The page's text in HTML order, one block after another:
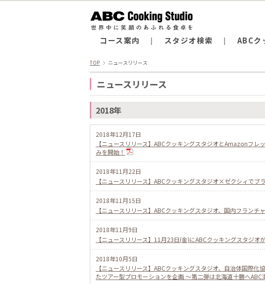
コース案内 スタジオ検索 ABCク
TOP ニュースリリース
ニュースリリース
2018年
2018年12月17日
【ニュースリリース】ABCクッキングスタジオとAmazonフ
みを開始！
2018年11月22日
【ニュースリリース】ABCクッキングスタジオ×ゼクシィでブ
2018年11月15日
【ニュースリリース】ABCクッキングスタジオ、国内フランチ
2018年11月9日
【ニュースリリース】11月23日(金)にABCクッキングスタジオ
2018年10月5日
【ニュースリリース】ABCクッキングスタジオ、自治体国際
たツアー型プロモーションを企画 〜第二弾は北海道十勝へ